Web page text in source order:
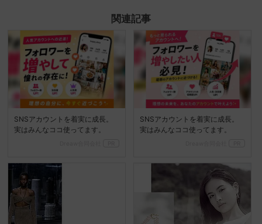
関連記事
SNSアカウントを着実に成長。
実はみんなココ使ってます。
SNSアカウントを着実に成長。
実はみんなココ使ってます。